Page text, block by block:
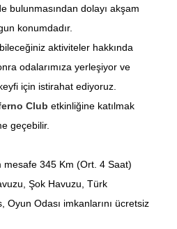
bulunmasından dolayı akşam
konumdadır.
aktiviteler hakkında
odalarımıza yerleşiyor ve
için istirahat ediyoruz.
Club etkinliğine katılmak
geçebilir.
mesafe 345 Km (Ort. 4 Saat)
Şok Havuzu, Türk
Oyun Odası imkanlarını ücretsiz